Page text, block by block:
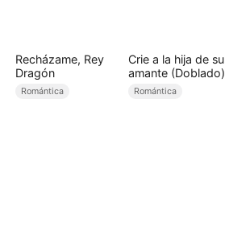
Recházame, Rey
Dragón
Romántica
Crie a la hija de su
amante (Doblado)
Romántica